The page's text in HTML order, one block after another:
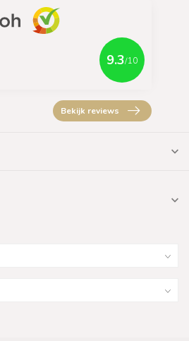
9.3/10
Bekijk reviews